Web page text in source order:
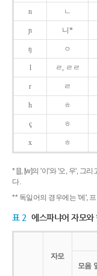
n ㄴ
ɲ 니*
ŋ ㅇ
l ㄹ, ㄹㄹ
r ㄹ
h ㅎ
ç ㅎ
x ㅎ
* [j], [w]의 '이'와 '오, 우', 그
다.
** 독일어의 경우에는 '에',
표 2 에스파냐어 자모와
자모
모음